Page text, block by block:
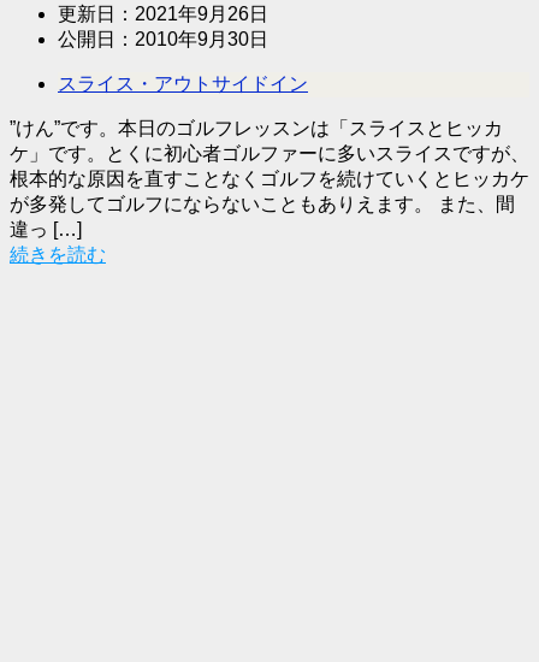
更新日： 2021年9月26日
公開日： 2010年9月30日
スライス・アウトサイドイン
”けん”です。本日のゴルフレッスンは「スライスとヒッカ
ケ」です。とくに初心者ゴルファーに多いスライスですが、
根本的な原因を直すことなくゴルフを続けていくとヒッカケ
が多発してゴルフにならないこともありえます。 また、間
違っ […]
続きを読む